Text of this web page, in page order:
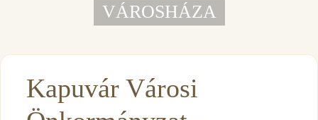
VÁROSHÁZA
Kapuvár Városi